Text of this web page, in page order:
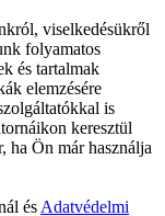
viselkedésükről
folyamatos
és tartalmak
elemzésére
is
keresztül
ha Ön már használja
és Adatvédelmi